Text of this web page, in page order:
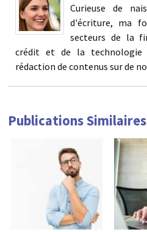
Curieuse de
d'écriture, ma
secteurs de la
crédit et de la technologie
rédaction de contenus sur de
Publications